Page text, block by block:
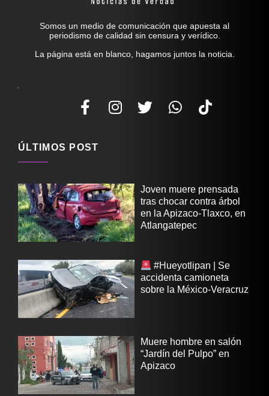
Somos un medio de comunicación que apuesta al
periodismo de calidad sin censura y verídico.
La página está en blanco, hagamos juntos la noticia.
ÚLTIMOS POST
Joven muere prensada
tras chocar contra árbol
en la Apizaco-Tlaxco, en
Atlangatepec
#Hueyotlipan | Se
accidenta camioneta
sobre la México-Veracruz
Muere hombre en salón
“Jardín del Pulpo” en
Apizaco